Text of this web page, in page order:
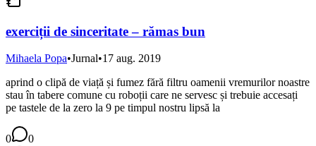
exerciții de sinceritate – rămas bun
Mihaela Popa•Jurnal•17 aug. 2019
aprind o clipă de viață și fumez fără filtru oamenii vremurilor noastre
stau în tabere comune cu roboții care ne servesc și trebuie accesați
pe tastele de la zero la 9 pe timpul nostru lipsă la
0
0